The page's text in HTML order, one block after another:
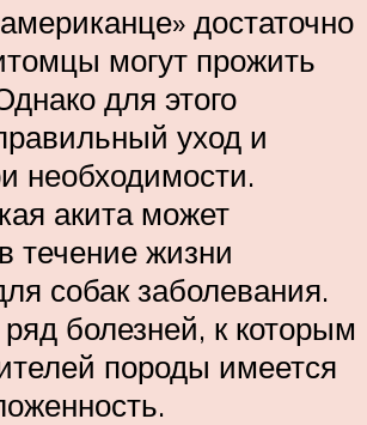
достаточно
могут прожить
для этого
уход и
необходимости.
акита может
течение жизни
собак заболевания.
болезней, к которым
породы имеется